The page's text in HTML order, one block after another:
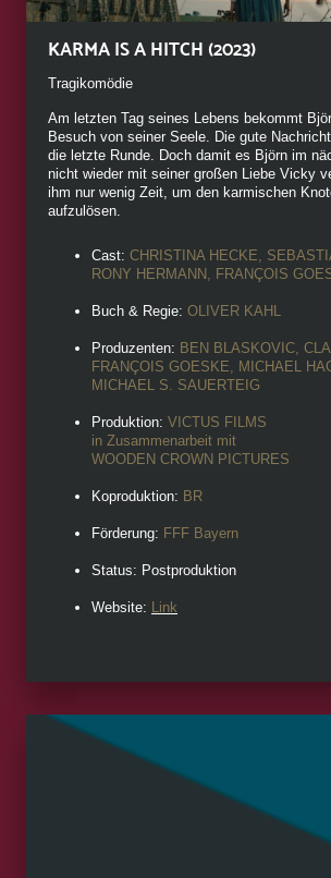
KARMA IS A HITCH (2023)
Tragikomödie
Am letzten Tag seines Lebens bekommt
Besuch von seiner Seele. Die gute
die letzte Runde. Doch damit es Björn im
nicht wieder mit seiner großen Liebe Vicky
ihm nur wenig Zeit, um den karmischen
aufzulösen.
Cast: CHRISTINA HECKE,
RONY HERMANN, FRANÇOIS
Buch & Regie: OLIVER KAHL
Produzenten: BEN BLASKOVIC,
FRANÇOIS GOESKE, MICHAEL
MICHAEL S. SAUERTEIG
Produktion: VICTUS FILMS
in Zusammenarbeit mit
WOODEN CROWN PICTURES
Koproduktion: BR
Förderung: FFF Bayern
Status: Postproduktion
Website: Link